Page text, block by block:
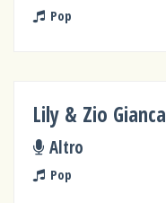
Pop
Lily & Zio Gianca
Altro
Pop